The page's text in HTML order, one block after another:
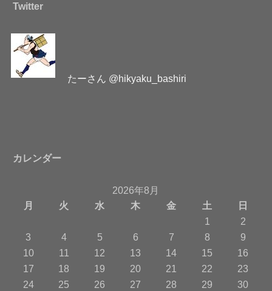
Twitter
たーさん @hikyaku_bashiri
カレンダー
2026年8月
月
火 水 木 金 土
日
1
2
3
4 5 6 7 8
9
10
11 12 13 14 15
16
17
18 19 20 21 22
23
24
25 26 27 28 29
30